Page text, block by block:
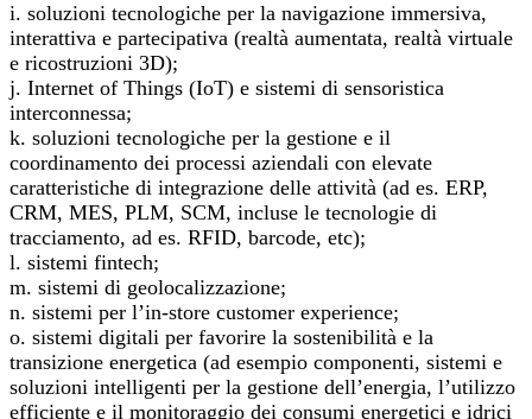
i. soluzioni tecnologiche per la navigazione immersiva,
interattiva e partecipativa (realtà aumentata, realtà virtuale
e ricostruzioni 3D);
j. Internet of Things (IoT) e sistemi di sensoristica
interconnessa;
k. soluzioni tecnologiche per la gestione e il
coordinamento dei processi aziendali con elevate
caratteristiche di integrazione delle attività (ad es. ERP,
CRM, MES, PLM, SCM, incluse le tecnologie di
tracciamento, ad es. RFID, barcode, etc);
l. sistemi fintech;
m. sistemi di geolocalizzazione;
n. sistemi per l’in-store customer experience;
o. sistemi digitali per favorire la sostenibilità e la
transizione energetica (ad esempio componenti, sistemi e
soluzioni intelligenti per la gestione dell’energia, l’utilizzo
efficiente e il monitoraggio dei consumi energetici e idrici